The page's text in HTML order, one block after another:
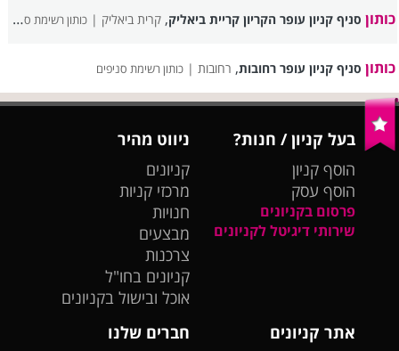
כותון סניף קניון עופר הקריון קריית ביאליק,קרית ביאליק |כותון רשימת סניפים
כותון סניף קניון עופר רחובות, רחובות |כותון רשימת סניפים
בעל קניון / חנות?
הוסף קניון
הוסף עסק
פרסום בקניונים
שירותי דיגיטל לקניונים
ניווט מהיר
קניונים
מרכזי קניות
חנויות
מבצעים
צרכנות
קניונים בחו"ל
אוכל ובישול בקניונים
אתר קניונים
חברים שלנו